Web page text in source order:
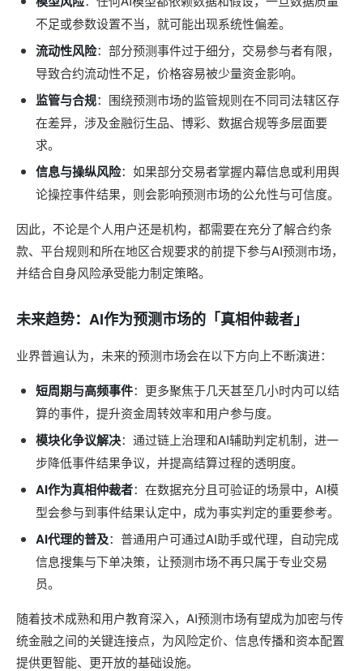
不足或参数设置不当，就可能出现系统性偏差。
流动性风险：部分预测事件过于细分，交易参与者有限，
导致合约流动性不足，价格容易被少量资金影响。
监管与合规：围绕预测市场的监管规则在不同司法辖区存
在差异，涉及金融衍生品、博彩、数据合规等多层面要
求。
信息与操纵风险：如果部分交易者掌握内幕信息或利用舆
论操控事件结果，则会影响预测市场的公允性与可信度。
因此，不论是个人用户还是机构，都需要在充分了解合约条
款、平台规则和所在地区合规要求的前提下参与AI预测市场，
并结合自身风险承受能力制定策略。
未来趋势：AI作为预测市场的「真相仲裁者」
业界普遍认为，未来的预测市场会在以下方向上不断演进：
短周期与高频事件：更多聚焦于几天甚至几小时内可以结
算的事件，提升资金周转效率和用户参与度。
模块化争议解决：通过链上治理和AI辅助判定机制，进一
步降低事件结果争议，并提高结算过程的透明度。
AI作为真相仲裁者：在数据充分且可验证的场景中，AI模
型会参与到事件结果认定中，成为事实判定的重要参考。
AI代理的普及：普通用户可通过AI助手或代理，自动完成
信息搜集与下单决策，让预测市场不再只属于专业交易
员。
随着技术成熟和用户教育深入，AI预测市场有望成为加密与传
统金融之间的关键连接点，为风险定价、信息传播和资本配置
提供更智能、更开放的基础设施。